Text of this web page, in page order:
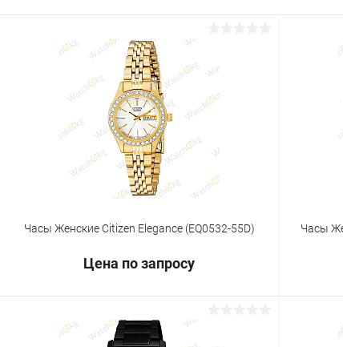
Часы Женские Citizen Elegance (EQ0532-55D)
Цена по запросу
Запросить цену
Часы